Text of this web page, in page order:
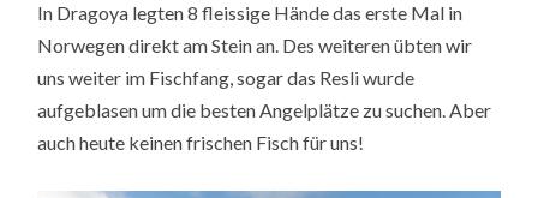
In Dragoya legten 8 fleissige Hände das erste Mal in
Norwegen direkt am Stein an. Des weiteren übten wir
uns weiter im Fischfang, sogar das Resli wurde
aufgeblasen um die besten Angelplätze zu suchen. Aber
auch heute keinen frischen Fisch für uns!